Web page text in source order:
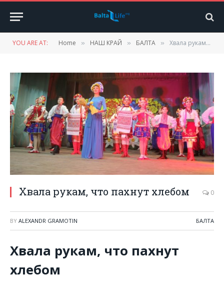
YOU ARE AT: Home » НАШ КРАЙ » БАЛТА » Хвала рукам, что пахнут хлебом
Хвала рукам, что пахнут хлебом 0
BY ALEXANDR GRAMOTIN БАЛТА
Хвала рукам, что пахнут
хлебом